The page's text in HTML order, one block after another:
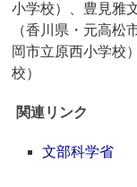
小学校）、豊見雅
（香川県・元高松
岡市立原西小学校
校）
関連リンク
文部科学省